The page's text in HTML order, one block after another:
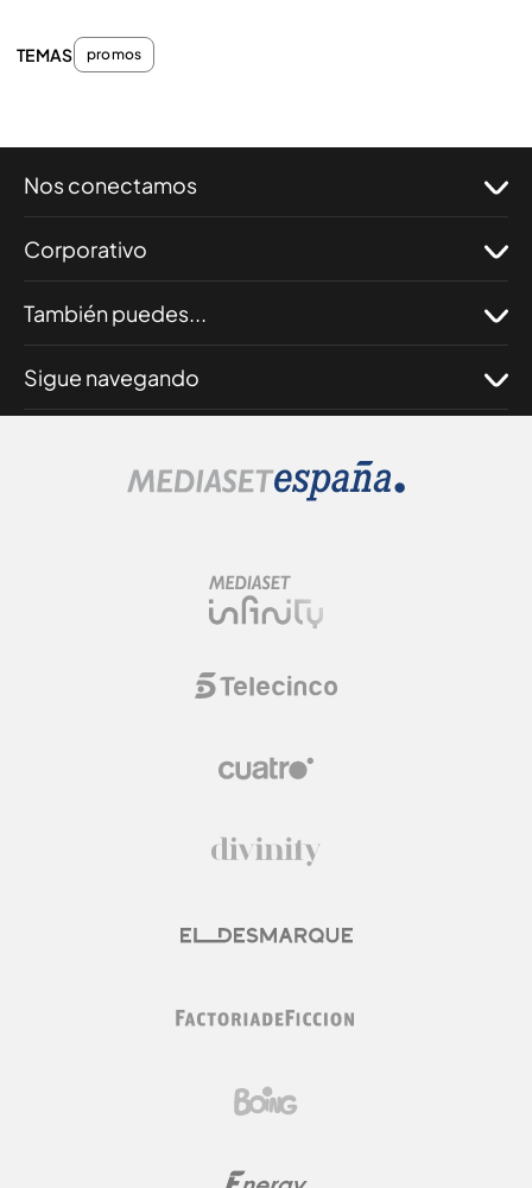
TEMAS promos
Nos conectamos
Corporativo
También puedes...
Sigue navegando